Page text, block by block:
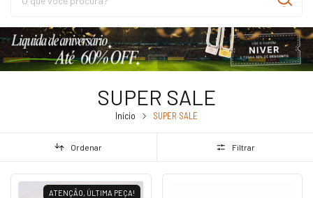
SUPER SALE
Início SUPER SALE
Ordenar Filtrar
ATENÇÃO, ÚLTIMA PEÇA!